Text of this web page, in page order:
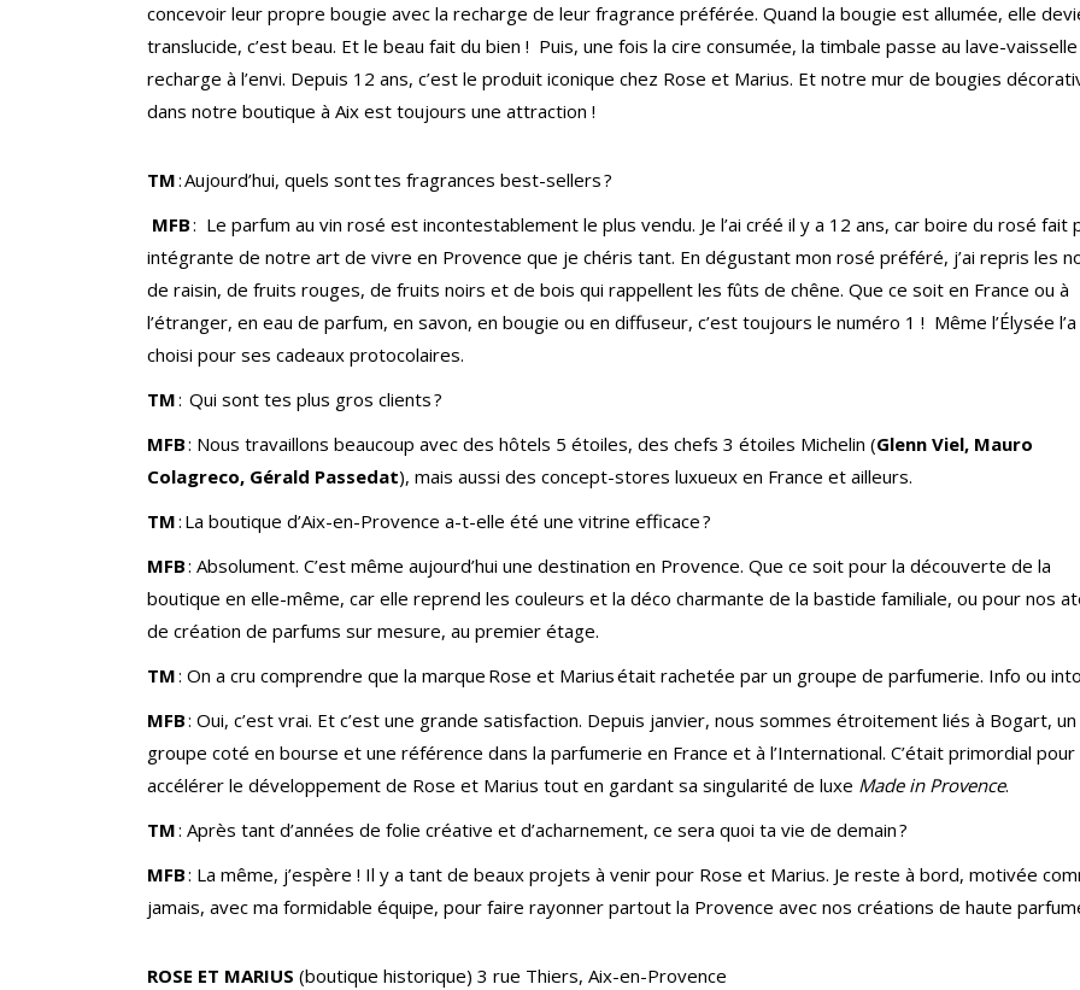
concevoir leur propre bougie avec la recharge de leur fragrance préférée. Quand la bougie est allumée, elle
translucide, c’est beau. Et le beau fait du bien ! Puis, une fois la cire consumée, la timbale passe au lave-
recharge à l’envi. Depuis 12 ans, c’est le produit iconique chez Rose et Marius. Et notre mur de bougies
dans notre boutique à Aix est toujours une attraction !
TM: Aujourd’hui, quels sont tes fragrances best-sellers ?
MFB: Le parfum au vin rosé est incontestablement le plus vendu. Je l’ai créé il y a 12 ans, car boire du rosé fait
intégrante de notre art de vivre en Provence que je chéris tant. En dégustant mon rosé préféré, j’ai repris les
de raisin, de fruits rouges, de fruits noirs et de bois qui rappellent les fûts de chêne. Que ce soit en France ou à
l’étranger, en eau de parfum, en savon, en bougie ou en diffuseur, c’est toujours le numéro 1 ! Même l’Élysée l’a
choisi pour ses cadeaux protocolaires.
TM: Qui sont tes plus gros clients ?
MFB: Nous travaillons beaucoup avec des hôtels 5 étoiles, des chefs 3 étoiles Michelin (Glenn Viel, Mauro
Colagreco, Gérald Passedat), mais aussi des concept-stores luxueux en France et ailleurs.
TM: La boutique d’Aix-en-Provence a-t-elle été une vitrine efficace ?
MFB: Absolument. C’est même aujourd’hui une destination en Provence. Que ce soit pour la découverte de la
boutique en elle-même, car elle reprend les couleurs et la déco charmante de la bastide familiale, ou pour nos
de création de parfums sur mesure, au premier étage.
TM: On a cru comprendre que la marque Rose et Marius était rachetée par un groupe de parfumerie. Info ou
MFB: Oui, c’est vrai. Et c’est une grande satisfaction. Depuis janvier, nous sommes étroitement liés à Bogart, un
groupe coté en bourse et une référence dans la parfumerie en France et à l’International. C’était primordial pour
accélérer le développement de Rose et Marius tout en gardant sa singularité de luxe Made in Provence.
TM: Après tant d’années de folie créative et d’acharnement, ce sera quoi ta vie de demain ?
MFB: La même, j’espère ! Il y a tant de beaux projets à venir pour Rose et Marius. Je reste à bord, motivée
jamais, avec ma formidable équipe, pour faire rayonner partout la Provence avec nos créations de haute
ROSE ET MARIUS (boutique historique) 3 rue Thiers, Aix-en-Provence